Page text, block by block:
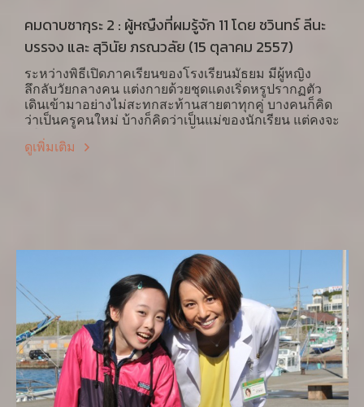
คมดาบซากุระ 2 : ผู้หญืงที่ผมรู้จัก 11 โดย ชวินทร์ ลีนะ
บรรจง และ สุวินัย ภรณวลัย (15 ตุลาคม 2557)
ระหว่างพิธีเปิดภาคเรียนของโรงเรียนมัธยม มีผู้หญิง
ลึกลับวัยกลางคน แต่งกายด้วยชุดแดงเริ่ดหรูปรากฏตัว
เดินเข้ามาอย่างไม่สะทกสะท้านสายตาทุกคู่ บางคนก็คิด
ว่าเป็นครูคนใหม่ บ้างก็คิดว่าเป็นแม่ของนักเรียน แต่คงจะ
มีใครคาดได้บ้างว่า ผู้หญิงคนนี้คือนักเรียนม.ปลายคน
ใหม่อายุ 35 ปี ที่จะเข้าสร้างความเปลี่ยนแปลงทั้งกับ ครู
ดูเพิ่มเติม